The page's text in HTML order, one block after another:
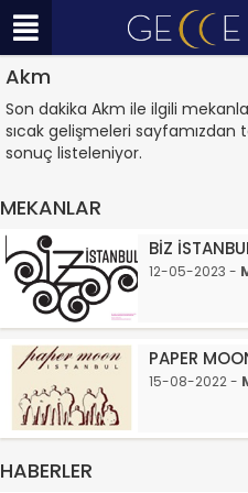
Akm
Son dakika Akm ile ilgili
sıcak gelişmeleri sayfamızdan
sonuç listeleniyor.
MEKANLAR
BİZ
12-05-2023 -
PAPER
15-08-2022 -
HABERLER